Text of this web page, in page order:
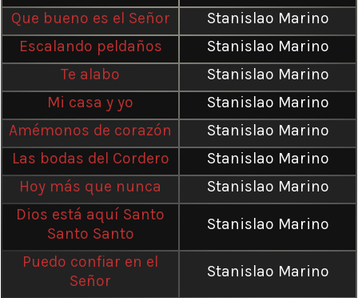
Que bueno es el Señor
Stanislao Marino
Escalando peldaños
Stanislao Marino
Te alabo
Stanislao Marino
Mi casa y yo
Stanislao Marino
Amémonos de corazón
Stanislao Marino
Las bodas del Cordero
Stanislao Marino
Hoy más que nunca
Stanislao Marino
Dios está aquí Santo
Santo Santo
Stanislao Marino
Puedo confiar en el
Señor
Stanislao Marino